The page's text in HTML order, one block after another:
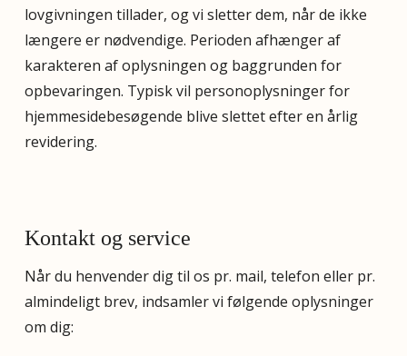
lovgivningen tillader, og vi sletter dem, når de ikke
længere er nødvendige. Perioden afhænger af
karakteren af oplysningen og baggrunden for
opbevaringen. Typisk vil personoplysninger for
hjemmesidebesøgende blive slettet efter en årlig
revidering.
Kontakt og service
Når du henvender dig til os pr. mail, telefon eller pr.
almindeligt brev, indsamler vi følgende oplysninger
om dig: